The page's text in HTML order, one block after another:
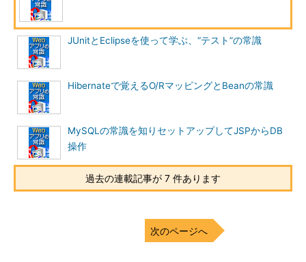
バックドアとデバッグオ
プション
に不用意に残したデバッグ
用の機能などを悪用して不
攻撃の糸口にする
とができず、アプリケーションレベルで対応しなくてはなりませ
ん。今回は、表にある11種類の脆弱性について解説し、その対策
を説明します。
XSSとは、悪意のあるスクリプトが訪問者のWebブラウザに混
入され、実行されてしまう脆弱性のことです。
JUnitとEclipseを使って学ぶ、“テスト”の常識
Hibernateで覚えるO/RマッピングとBeanの常識
MySQLの常識を知りセットアップしてJSPからDB
操作
過去の連載記事が 7 件あります
次のページへ